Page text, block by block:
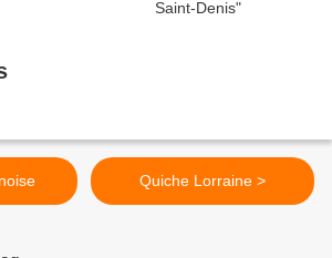
Quiche Lorraine >